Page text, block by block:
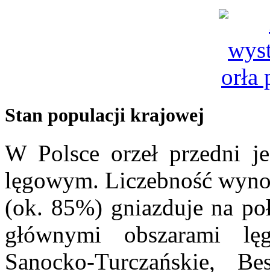
Stan populacji krajowej
W Polsce orzeł przedni
lęgowym. Liczebność
(ok. 85%) gniazduje na
głównymi obszarami
Sanocko-Turczańskie,